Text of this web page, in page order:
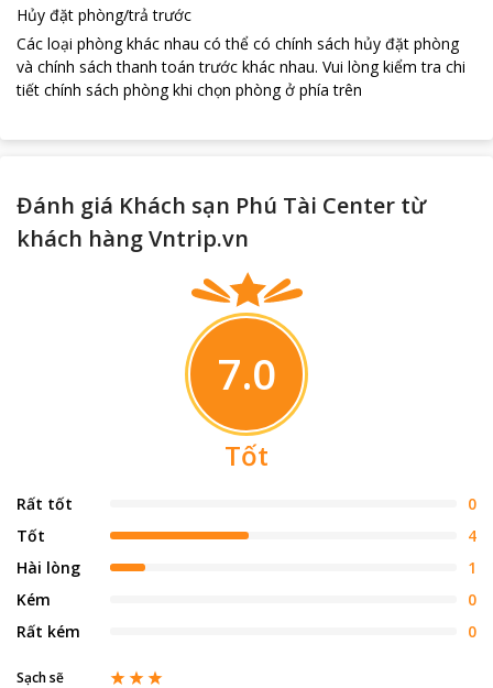
Hủy đặt phòng/trả trước
Các loại phòng khác nhau có thể có chính sách hủy đặt phòng
và chính sách thanh toán trước khác nhau. Vui lòng kiểm tra chi
tiết chính sách phòng khi chọn phòng ở phía trên
Đánh giá Khách sạn Phú Tài Center từ
khách hàng Vntrip.vn
7.0
Tốt
Rất tốt
0
Tốt
4
Hài lòng
1
Kém
0
Rất kém
0
Sạch sẽ